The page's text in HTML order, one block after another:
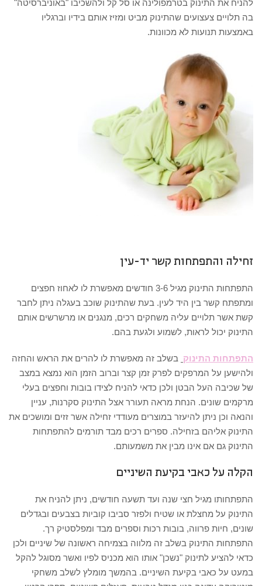
להניח את התינוק בטרמפולינה או סל קל ולהשכיבו "באוניברסיטה"
בה תלויים צעצועים שהתינוק מביט ומזיז אותם בידיו וברגליו
באמצעות תנועות לא מכוונות.
זחילה והתפתחות קשר יד-עין
התפתחות התינוק מגיל 3-6 חודשים מאפשרת לו לאחוז חפצים
ומתפתח קשר בין היד לעין. בעת שהתינוק שוכב בעגלה ניתן לחבר
קשת אשר תלויים עליה משחקים רכים, מנגנים או מרשרשים אותם
התינוק יכול לראות, לשמוע ולגעת בהם.
התפתחות התינוק בשלב זה מאפשרת לו להרים את הראש והחזה
ולהישען על המרפקים לפרק זמן קצר וברוב הזמן הוא נמצא במצב
של שכיבה העל הבטן ולכן כדאי להניח לצידו בובות וחפצים בעלי
מרקמים שונים. הנחת מראה תעורר אצל התינוק סקרנות, עניין
והנאה וכן ניתן להיעזר במוצרים מעודדי זחילה אשר זזים ומושכים את
התינוק אליהם בזחילה. ספרים רכים מבד תורמים להתפתחות
התינוק גם אם אינו מבין את משמעותם.
הקלה על כאבי בקיעת השיניים
התפתחותו מגיל חצי שנה ועד תשעה חודשים, ניתן להניח את
התינוק על מחצלת או שטיח ולפזר סביבו קוביות בצבעים ובגדלים
שונים, חיות פרווה, בובות רכות וספרים מבד ומפלסטיק רך.
התפתחות התינוק בשלב זה מלווה בצמיחה ראשונה של שיניים ולכן
כדאי להציע לתינוק "נשכן" אותו הוא מכניס לפיו ואשר מסוגל להקל
במעט על כאבי בקיעת השיניים. בהמשך מומלץ לשלב משחקי